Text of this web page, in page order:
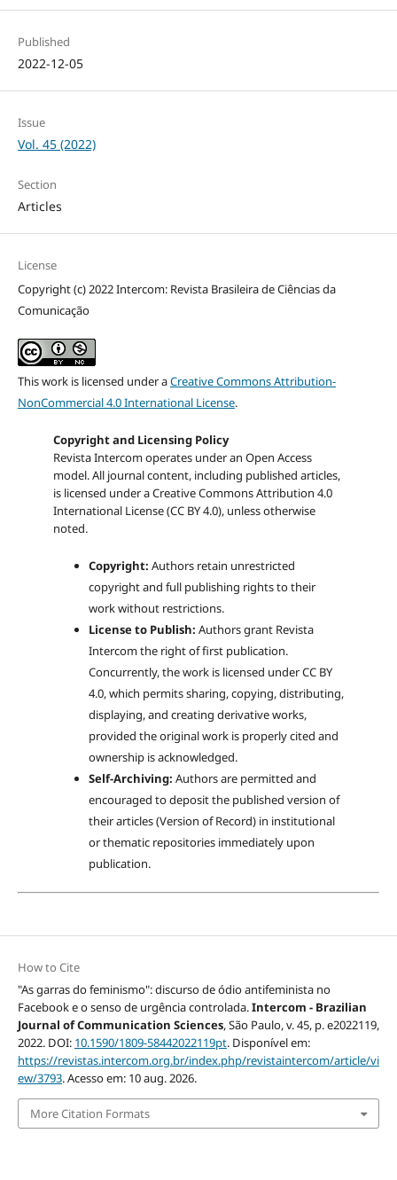
Published
2022-12-05
Issue
Vol. 45 (2022)
Section
Articles
License
Copyright (c) 2022 Intercom: Revista Brasileira de Ciências da
Comunicação
This work is licensed under aCreative Commons Attribution-
NonCommercial 4.0 International License.
Copyright and Licensing Policy
Revista Intercom operates under an Open Access
model. All journal content, including published articles,
is licensed under aCreative Commons Attribution 4.0
International License (CC BY 4.0), unless otherwise
noted.
Copyright: Authors retain unrestricted
copyright and full publishing rights to their
work without restrictions.
License to Publish: Authors grant Revista
Intercom the right of first publication.
Concurrently, the work is licensed under CC BY
4.0, which permits sharing, copying, distributing,
displaying, and creating derivative works,
provided the original work is properly cited and
ownership is acknowledged.
Self-Archiving: Authors are permitted and
encouraged to deposit the published version of
their articles (Version of Record) in institutional
or thematic repositories immediately upon
publication.
How to Cite
"As garras do feminismo": discurso de ódio antifeminista no
Facebook e o senso de urgência controlada.Intercom - Brazilian
Journal of Communication Sciences, São Paulo, v. 45, p. e2022119,
2022. DOI: 10.1590/1809-58442022119pt. Disponível em:
https://revistas.intercom.org.br/index.php/revistaintercom/article/vi
ew/3793. Acesso em: 10 aug. 2026.
More Citation Formats